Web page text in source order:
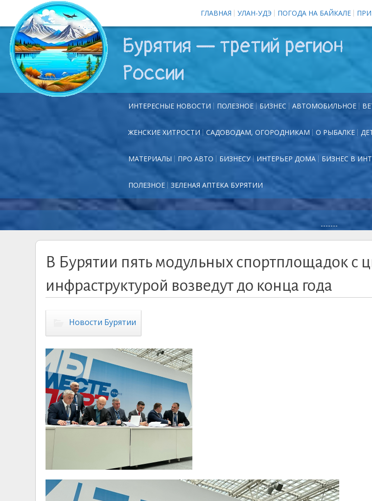
ГЛАВНАЯ УЛАН-УДЭ ПОГОДА НА БАЙКАЛЕ
Бурятия — третий регион
России
ИНТЕРЕСНЫЕ НОВОСТИ ПОЛЕЗНОЕ БИЗНЕС АВТОМОБИЛЬНОЕ
ЖЕНСКИЕ ХИТРОСТИ САДОВОДАМ, ОГОРОДНИКАМ О РЫБАЛКЕ
МАТЕРИАЛЫ ПРО АВТО БИЗНЕСУ ИНТЕРЬЕР ДОМА БИЗНЕС В
ПОЛЕЗНОЕ ЗЕЛЕНАЯ АПТЕКА БУРЯТИИ
-------
В Бурятии пять модульных спортплощадок с
инфраструктурой возведут до конца года
Новости Бурятии